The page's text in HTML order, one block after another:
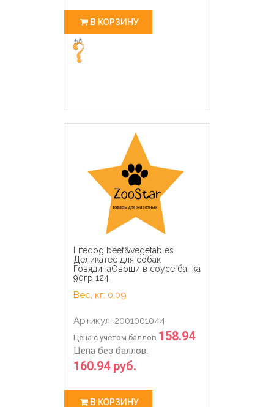
В КОРЗИНУ
Lifedog beef&vegetables
Деликатес для собак
ГовядинаОвощи в соусе банка
90гр 124
Вес, кг: 0,09
Артикул: 2001001044
Цена с учетом баллов 158.94
Цена без баллов:
160.94 руб.
В КОРЗИНУ